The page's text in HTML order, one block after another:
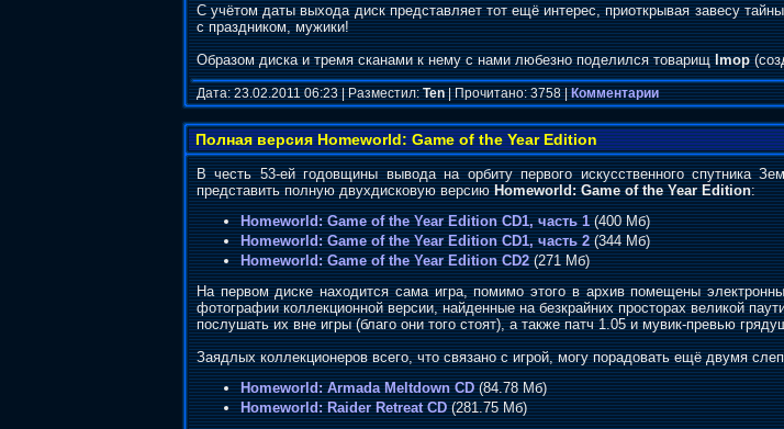
С учётом даты выхода диск представляет тот ещё интерес, приоткрывая завесу
с праздником, мужики!
Образом диска и тремя сканами к нему с нами любезно поделился товарищlmop
Дата: 23.02.2011 06:23 | Разместил:Ten| Прочитано: 3758 |Комментарии
Полная версия Homeworld: Game of the Year Edition
В честь 53-ей годовщины вывода на орбиту первого искусственного спутника
представить полную двухдисковую версиюHomeworld: Game of the Year Edition:
Homeworld: Game of the Year Edition CD1, часть 1(400 Мб)
Homeworld: Game of the Year Edition CD1, часть 2(344 Мб)
Homeworld: Game of the Year Edition CD2(271 Мб)
На первом диске находится сама игра, помимо этого в архив помещены
фотографии коллекционной версии, найденные на безкрайних просторах великой
послушать их вне игры (благо они того стоят), а также патч 1.05 и мувик-превью
Заядлых коллекционеров всего, что связано с игрой, могу порадовать ещё двумя
Homeworld: Armada Meltdown CD(84.78 Мб)
Homeworld: Raider Retreat CD(281.75 Мб)